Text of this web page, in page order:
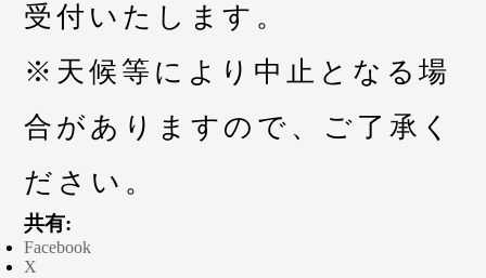
受付いたします。
※天候等により中止となる場
合がありますので、ご了承く
ださい。
共有:
Facebook
X